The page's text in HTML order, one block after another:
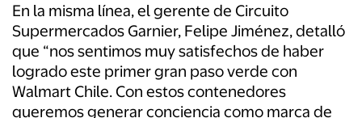
En la misma línea, el gerente de Circuito
Supermercados Garnier, Felipe Jiménez,detalló
que “nos sentimos muy satisfechos de haber
logrado este primer gran paso verde con
Walmart Chile. Con estos contenedores
queremos generar conciencia como marca de